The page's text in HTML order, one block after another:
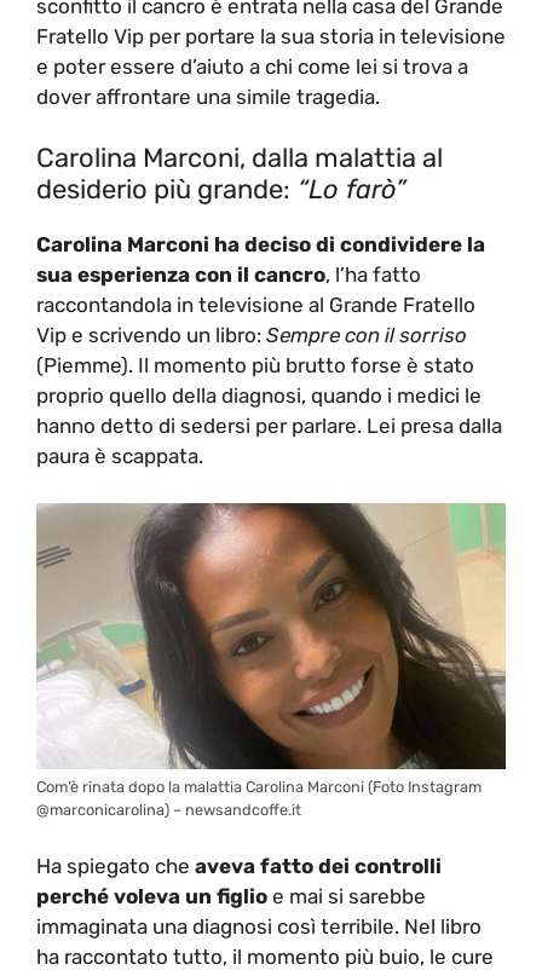
sconfitto il cancro è entrata nella casa del Grande
Fratello Vip per portare la sua storia in televisione
e poter essere d’aiuto a chi come lei si trova a
dover affrontare una simile tragedia.
Carolina Marconi, dalla malattia al
desiderio più grande: “Lo farò”
Carolina Marconi ha deciso di condividere la
sua esperienza con il cancro, l’ha fatto
raccontandola in televisione al Grande Fratello
Vip e scrivendo un libro: Sempre con il sorriso
(Piemme). Il momento più brutto forse è stato
proprio quello della diagnosi, quando i medici le
hanno detto di sedersi per parlare. Lei presa dalla
paura è scappata.
Com’è rinata dopo la malattia Carolina Marconi (Foto Instagram
@marconicarolina) – newsandcoffe.it
Ha spiegato che aveva fatto dei controlli
perché voleva un figlio e mai si sarebbe
immaginata una diagnosi così terribile. Nel libro
ha raccontato tutto, il momento più buio, le cure